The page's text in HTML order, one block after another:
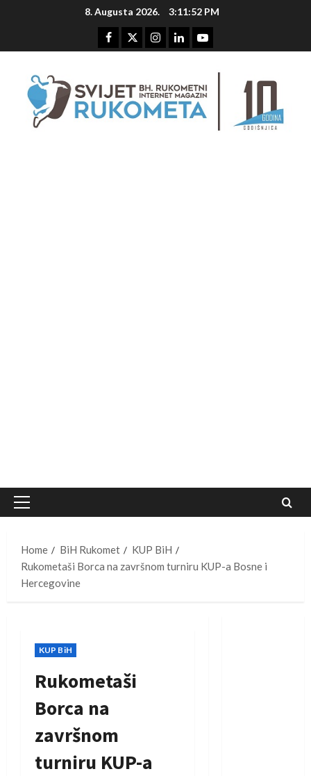
8. Augusta 2026. 3:11:53 PM
Primary
Home
BiH Rukomet
KUP BiH
Rukometaši Borca na završnom turniru KUP-a Bosne i
Hercegovine
KUP BiH
Rukometaši
Borca na
završnom
turniru KUP-a